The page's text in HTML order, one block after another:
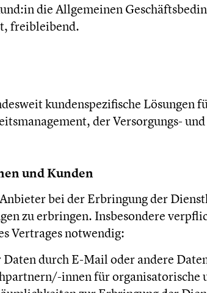
die Allgemeinen
freibleibend.
kundenspezifische
der Versorgungs-
und Kunden
bei der Erbringung der
zu erbringen. Insbesondere
Vertrages notwendig:
durch E-Mail oder andere
innen für organisatorische